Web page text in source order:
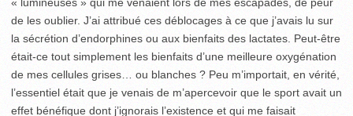
de les oublier. J’ai attribué ces déblocages à ce que j’avais lu sur
la sécrétion d’endorphines ou aux bienfaits des lactates. Peut-être
était-ce tout simplement les bienfaits d’une meilleure oxygénation
de mes cellules grises… ou blanches ? Peu m’importait, en vérité,
l’essentiel était que je venais de m’apercevoir que le sport avait un
effet bénéfique dont j’ignorais l’existence et qui me faisait